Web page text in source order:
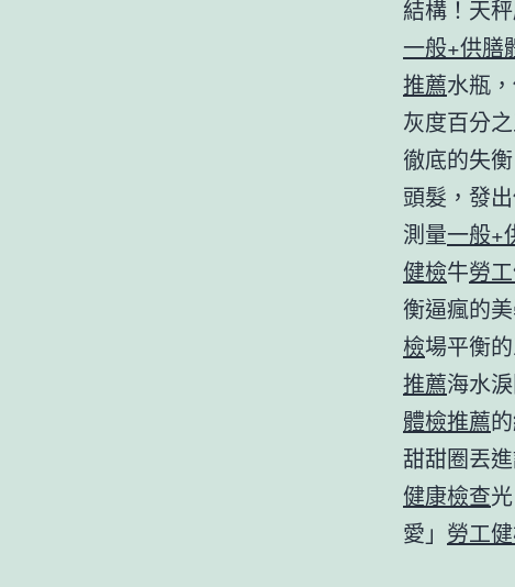
結構！天
一般+供膳
推薦水瓶
灰度百分
徹底的失
頭髮，發
測量一般+
健檢牛勞
衡逼瘋的
檢場平衡
推薦海水
體檢推薦
甜甜圈丟
健康檢查
愛」 勞工